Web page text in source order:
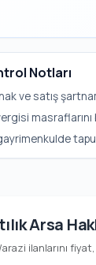
Notları
ve satış
masraflarını
Arsa
ilanlarını